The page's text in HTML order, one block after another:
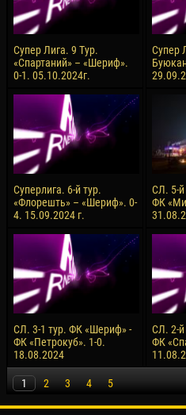
Супер Лига. 9 Тур.
«Спартаний» – «Шериф».
0-1. 05.10.2024г.
Супер
Суперлига. 6-й тур.
«Флорешть» – «Шериф». 0-
4. 15.09.2024 г.
СЛ. 5-
ФК
СЛ. 3-1 тур. ФК «Шериф» -
ФК «Петрокуб». 1-0.
18.08.2024
СЛ. 2-
ФК
1 2 3 4 5